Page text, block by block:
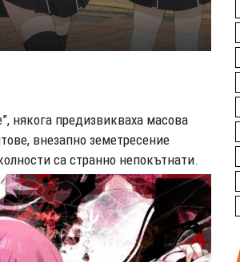
някога предизвикваха масова
внезапно земетресение
са странно непокътнати.